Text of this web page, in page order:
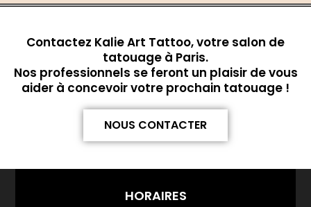
Contactez Kalie Art Tattoo, votre salon de
tatouage à Paris.
Nos professionnels se feront un plaisir de vous
aider à concevoir votre prochain tatouage !
NOUS CONTACTER
HORAIRES